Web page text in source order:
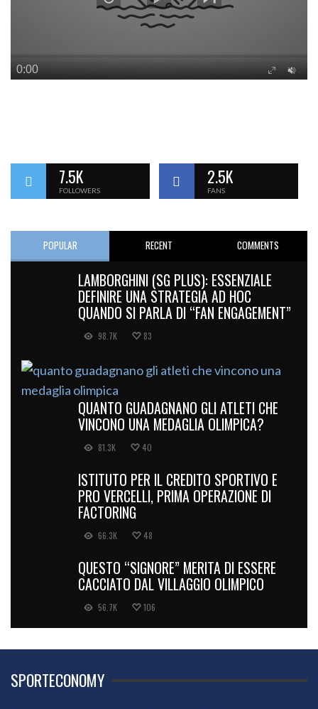
7.5K
FOLLOWERS
2.5K
FANS
POPULAR RECENT COMMENTS
LAMBORGHINI (SG PLUS): ESSENZIALE
DEFINIRE UNA STRATEGIA AD HOC
QUANDO SI PARLA DI “FAN ENGAGEMENT”
98.7K 83
QUANTO GUADAGNANO GLI ATLETI CHE
VINCONO UNA MEDAGLIA OLIMPICA?
81.3K 40
ISTITUTO PER IL CREDITO SPORTIVO E
PRO VERCELLI, PRIMA OPERAZIONE DI
FACTORING
66.3K 48
QUESTO “SIGNORE” MERITA DI ESSERE
CACCIATO DAL VILLAGGIO OLIMPICO
56.7K 106
SPORTECONOMY